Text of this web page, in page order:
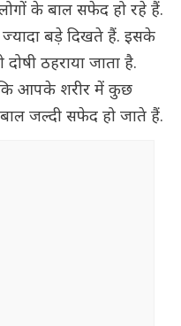
के बाल सफेद हो रहे हैं.
बड़े दिखते हैं. इसके
ठहराया जाता है.
कि आपके शरीर में कुछ
जल्दी सफेद हो जाते हैं.